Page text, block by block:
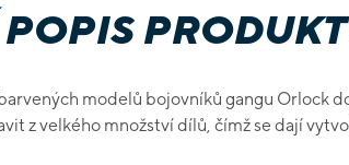
modelů bojovníků gangu Orlock
z velkého množství dílů, čímž se dají